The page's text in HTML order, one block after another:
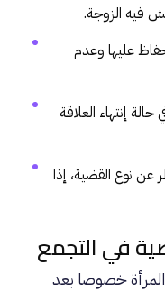
فيه الزوجة.
عليها وعدم
إنتهاء العلاقة
عن نوع القضية، إذا
في التجمع
خصوصا بعد